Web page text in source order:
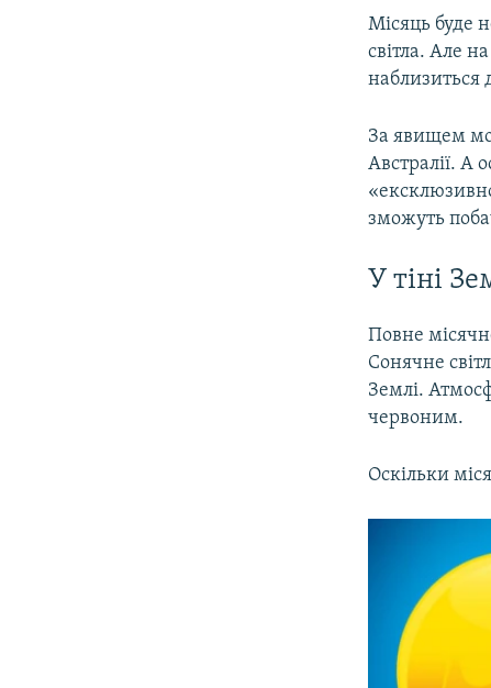
Місяць буде
світла. Але
наблизиться
За явищем
Австралії. А
зможуть
У тіні
Повне
Сонячне
Землі.
червоним.
Оскільки